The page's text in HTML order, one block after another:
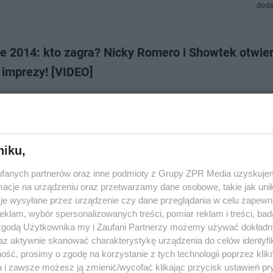
2014: kto zagra? Nicky Romero i Showtek
[VIDEO]
vs. Krewella - Legacy. Nowy klip siódmego
DJ'ów świata wypuścił długo oczekiwany teledysk do hitu
współpracy z grupą Krewella. Zobacz nowe video na ESKA.pl!
partnerów oraz inne podmioty z Grupy ZPR Media
na urządzeniu oraz przetwarzamy dane osobowe, takie jak
wysyłane przez urządzenie czy dane przeglądania w celu
wybór spersonalizowanych treści, pomiar reklam i treści,
Użytkownika my i Zaufani Partnerzy możemy używać
aktywnie skanować charakterystykę urządzenia do celów
prosimy o zgodę na korzystanie z tych technologii poprzez
i zawsze możesz ją zmienić/wycofać klikając przycisk ustawień